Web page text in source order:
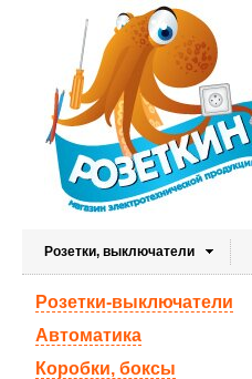
Розетки, выключатели
Розетки-выключатели
Автоматика
Коробки, боксы